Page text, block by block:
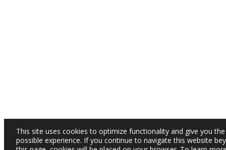
This site uses cookies to optimize functionality and give you
possible experience. If you continue to navigate this website